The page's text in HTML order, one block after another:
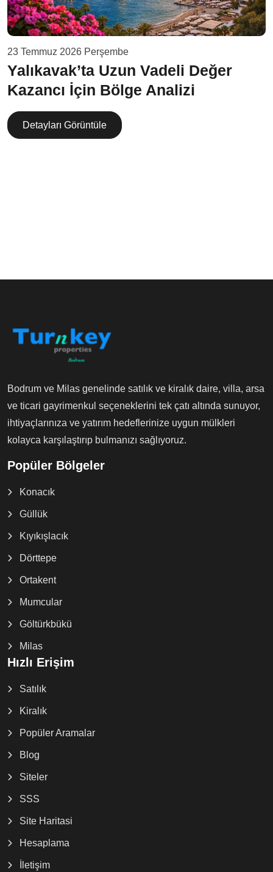
23 Temmuz 2026 Perşembe
Yalıkavak’ta Uzun Vadeli Değer
Kazancı İçin Bölge Analizi
Detayları Görüntüle
Bodrum ve Milas genelinde satılık ve kiralık daire, villa, arsa
ve ticari gayrimenkul seçeneklerini tek çatı altında sunuyor,
ihtiyaçlarınıza ve yatırım hedeflerinize uygun mülkleri
kolayca karşılaştırıp bulmanızı sağlıyoruz.
Popüler Bölgeler
Konacık
Güllük
Kıyıkışlacık
Dörttepe
Ortakent
Mumcular
Göltürkbükü
Milas
Hızlı Erişim
Satılık
Kiralık
Popüler Aramalar
Blog
Siteler
SSS
Site Haritasi
Hesaplama
İletişim